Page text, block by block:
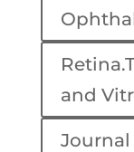
and
Journal